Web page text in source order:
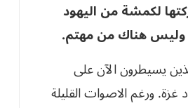
لكمشة من اليهود
وليس هناك من مهتم.
يسيطرون الآن على
ورغم الاصوات القليلة